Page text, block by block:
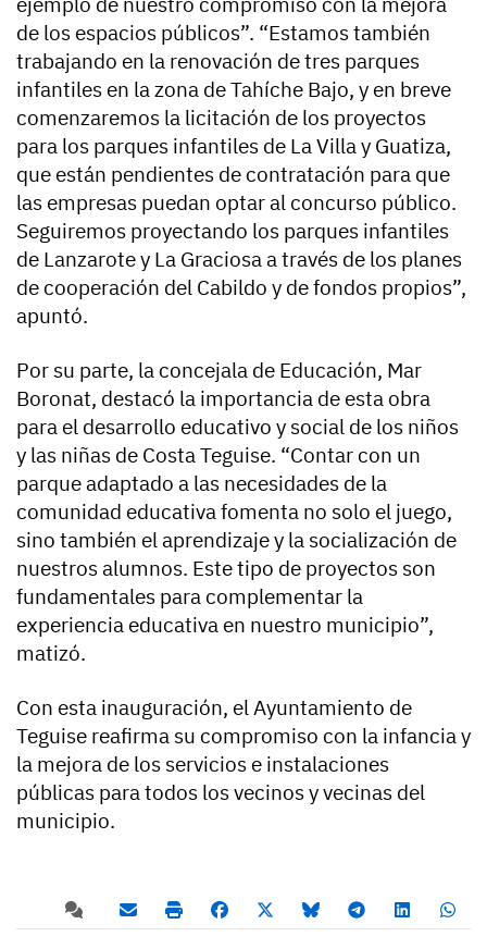
de los espacios públicos”. “Estamos también
trabajando en la renovación de tres parques
infantiles en la zona de Tahíche Bajo, y en breve
comenzaremos la licitación de los proyectos
para los parques infantiles de La Villa y Guatiza,
que están pendientes de contratación para que
las empresas puedan optar al concurso público.
Seguiremos proyectando los parques infantiles
de Lanzarote y La Graciosa a través de los planes
de cooperación del Cabildo y de fondos propios”,
apuntó.
Por su parte, la concejala de Educación, Mar
Boronat, destacó la importancia de esta obra
para el desarrollo educativo y social de los niños
y las niñas de Costa Teguise. “Contar con un
parque adaptado a las necesidades de la
comunidad educativa fomenta no solo el juego,
sino también el aprendizaje y la socialización de
nuestros alumnos. Este tipo de proyectos son
fundamentales para complementar la
experiencia educativa en nuestro municipio”,
matizó.
Con esta inauguración, el Ayuntamiento de
Teguise reafirma su compromiso con la infancia y
la mejora de los servicios e instalaciones
públicas para todos los vecinos y vecinas del
municipio.